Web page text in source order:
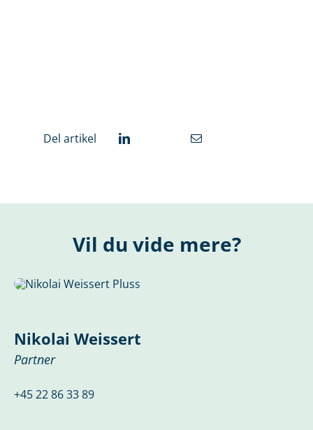
Del artikel
Vil du vide mere?
Nikolai Weissert
Partner
+45 22 86 33 89